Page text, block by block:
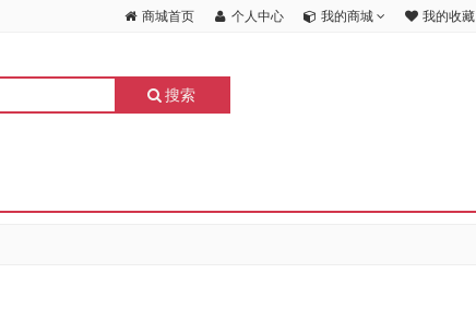
商城首页 个人中心 我的商城 我的收藏
搜索